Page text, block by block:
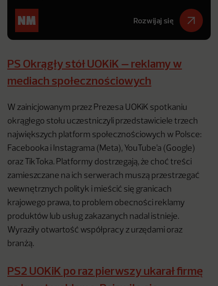
Rozwijaj się
PS Okrągły stół UOKiK – reklamy w
mediach społecznościowych
W zainicjowanym przez Prezesa UOKiK spotkaniu
okrągłego stołu uczestniczyli przedstawiciele trzech
największych platform społecznościowych w Polsce:
Facebooka i Instagrama (Meta), YouTube’a (Google)
oraz TikToka. Platformy dostrzegają, że choć treści
zamieszczane na ich serwerach muszą przestrzegać
wewnętrznych polityk i mieścić się granicach
krajowego prawa, to problem obecności reklamy
produktów lub usług zakazanych nadal istnieje.
Wyraziły otwartość współpracy z urzędami oraz
branżą.
PS2 UOKiK po raz pierwszy ukarał firmę